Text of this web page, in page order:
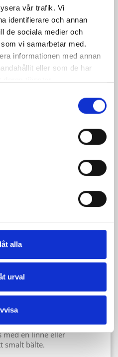
vår trafik. Vi
identifierare och annan
de sociala medier och
vi samarbetar med.
informationen med annan
eller som de har
alla
urval
inte alls dessa
avslöjade underplagget,
kallas helvetets
de sydda öljetterna. Så
tygbitar) som är insatta i
och bakpanelerna på
en elegant finish.
för en så kallad bliaut
från 1000- till 1200-
klädsel fram till dess hade
alltmer åtsittande plagg.
en hovlik ytterklänning,
blev denna typ av
även bland
av sidoöppningarna i
Medan helvetets
ärmhål, blev de gradvis
småningom sträckte sig
kunde också anta
till golvet. Bliaut
med en linne eller
smalt bälte.